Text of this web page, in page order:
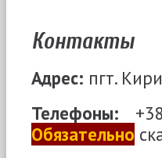
Контакты
Адрес: пгт.
Телефоны:
Обязательно